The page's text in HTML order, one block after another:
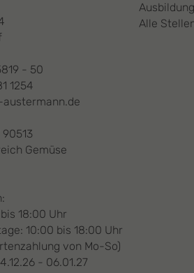
- 50
1254
Gemüse
18:00 Uhr
10:00 bis 18:00 Uhr
von Mo-So)
- 06.01.27
Alle